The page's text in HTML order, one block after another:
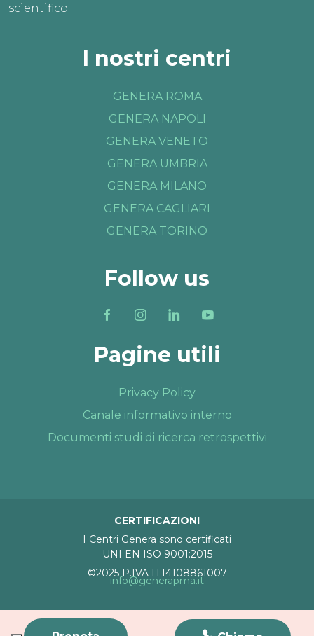
scientifico.
I nostri centri
GENERA ROMA
GENERA NAPOLI
GENERA VENETO
GENERA UMBRIA
GENERA MILANO
GENERA CAGLIARI
GENERA TORINO
Follow us
Pagine utili
Privacy Policy
Canale informativo interno
Documenti studi di ricerca retrospettivi
CERTIFICAZIONI
I Centri Genera sono certificati
UNI EN ISO 9001:2015
©2025 P.IVA IT14108861007
info@generapma.it